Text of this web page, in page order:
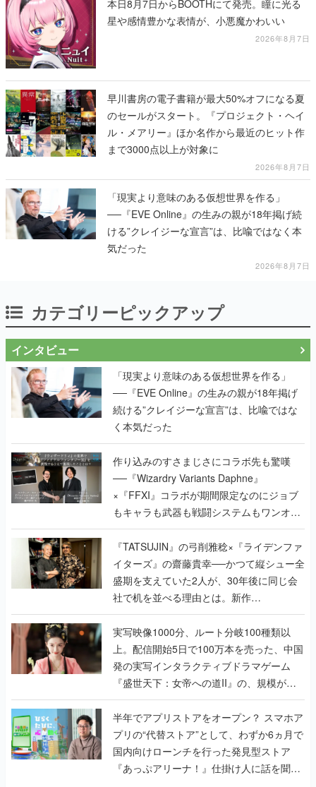
本日8月7日からBOOTHにて発売。瞳に光る
星や感情豊かな表情が、小悪魔かわいい
2026年8月7日
早川書房の電子書籍が最大50%オフになる夏
のセールがスタート。『プロジェクト・ヘイ
ル・メアリー』ほか名作から最近のヒット作
まで3000点以上が対象に
2026年8月7日
「現実より意味のある仮想世界を作る」
──『EVE Online』の生みの親が18年掲げ続
ける”クレイジーな宣言”は、比喩ではなく本
気だった
2026年8月7日
カテゴリーピックアップ
インタビュー
「現実より意味のある仮想世界を作る」
──『EVE Online』の生みの親が18年掲げ
続ける”クレイジーな宣言”は、比喩ではな
く本気だった
作り込みのすさまじさにコラボ先も驚嘆
──『Wizardry Variants Daphne』
×『FFXI』コラボが期間限定なのにジョブ
もキャラも武器も戦闘システムもワンオフ
で作り込まれた理由を両ディレクターに聞
く
『TATSUJIN』の弓削雅稔×『ライデンファ
イターズ』の齋藤貴幸──かつて縦シュー全
盛期を支えていた2人が、30年後に同じ会
社で机を並べる理由とは。新作
『TATSUJIN EXTREME』で初タッグを組
んだレジェンド2人に訊く開発秘話
実写映像1000分、ルート分岐100種類以
上。配信開始5日で100万本を売った、中国
発の実写インタラクティブドラマゲーム
『盛世天下：女帝への道II』の、規模が違
うこだわりをプロデューサーに聞いた
半年でアプリストアをオープン？ スマホア
プリの“代替ストア”として、わずか6ヵ月で
国内向けローンチを行った発見型ストア
『あっぷアリーナ！』仕掛け人に話を聞い